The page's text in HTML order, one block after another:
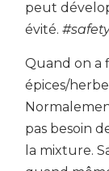
peut
évité.
Quand on a
épices/
pas besoin
la mixture.